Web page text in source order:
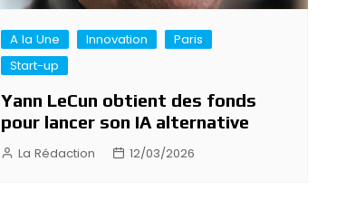
A la Une Innovation
Paris
Start-up
Yann LeCun obtient des fonds
pour lancer son IA alternative
La Rédaction 12/03/2026